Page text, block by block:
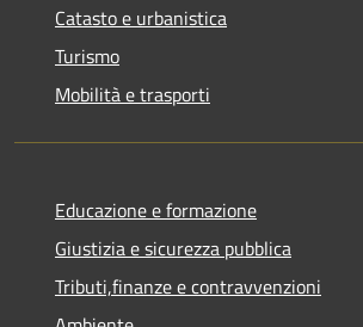
Catasto e urbanistica
Turismo
Mobilità e trasporti
Educazione e formazione
Giustizia e sicurezza pubblica
Tributi,finanze e contravvenzioni